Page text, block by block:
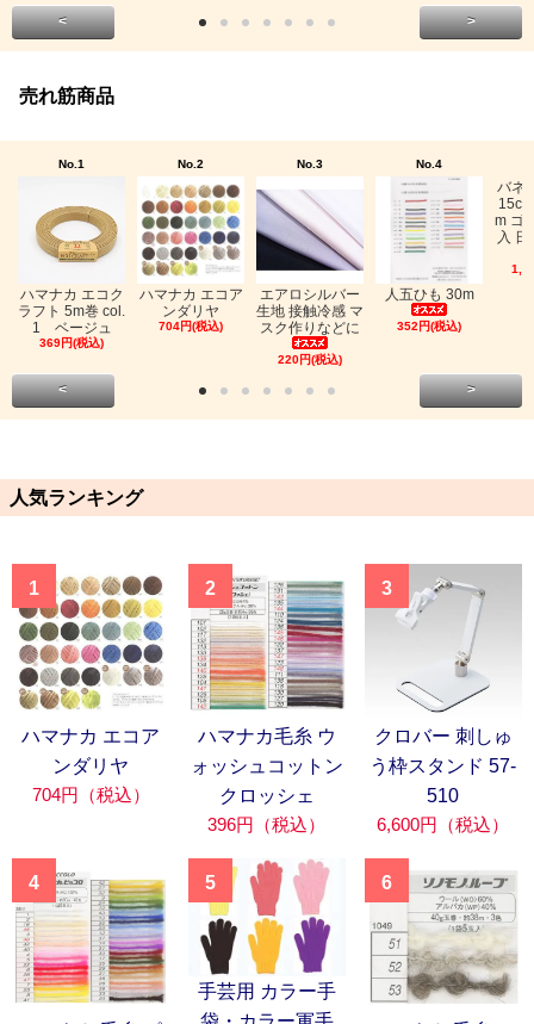
< >
売れ筋商品
No.1
ハマナカ エコク
ラフト 5m巻 col.
1 ベージュ
369円(税込)
No.2
ハマナカ エコア
ンダリヤ
704円(税込)
No.3
エアロシルバー
生地 接触冷感 マ
スク作りなどに
220円(税込)
No.4
人五ひも 30m
352円(税込)
バネ
m ゴ
入
< >
人気ランキング
1
ハマナカ エコア
ンダリヤ
704円（税込）
2
ハマナカ毛糸 ウ
ォッシュコットン
クロッシェ
396円（税込）
3
クロバー 刺しゅ
う枠スタンド 57-
510
6,600円（税込）
4 5
手芸用 カラー手
6